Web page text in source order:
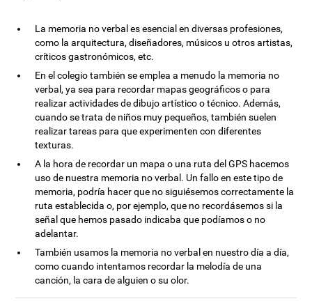
La memoria no verbal es esencial en diversas profesiones,
como la arquitectura, diseñadores, músicos u otros artistas,
críticos gastronómicos, etc.
En el colegio también se emplea a menudo la memoria no
verbal, ya sea para recordar mapas geográficos o para
realizar actividades de dibujo artístico o técnico. Además,
cuando se trata de niños muy pequeños, también suelen
realizar tareas para que experimenten con diferentes
texturas.
A la hora de recordar un mapa o una ruta del GPS hacemos
uso de nuestra memoria no verbal. Un fallo en este tipo de
memoria, podría hacer que no siguiésemos correctamente la
ruta establecida o, por ejemplo, que no recordásemos si la
señal que hemos pasado indicaba que podíamos o no
adelantar.
También usamos la memoria no verbal en nuestro día a día,
como cuando intentamos recordar la melodía de una
canción, la cara de alguien o su olor.